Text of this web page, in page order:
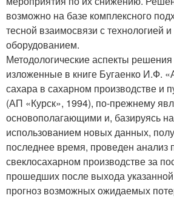
возможно на базе комплексного
тесной взаимосвязи с технологией
оборудованием.
Методологические аспекты решения
изложенные в книге Бугаенко И.Ф.
сахара в сахарном производстве и
(АП «Курск», 1994), по-прежнему
основополагающими и, базируясь
использованием новых данных,
последнее время, проведен анализ
свеклосахарном производстве за
прошедших после выхода
прогноз возможных ожидаемых